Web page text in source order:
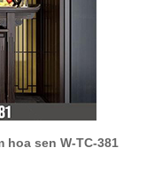
hoa sen W-TC-381